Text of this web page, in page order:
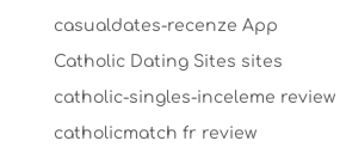
casualdates-recenze App
Catholic Dating Sites sites
catholic-singles-inceleme review
catholicmatch fr review